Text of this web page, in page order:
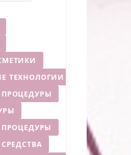
ТЕХНОЛОГИИ